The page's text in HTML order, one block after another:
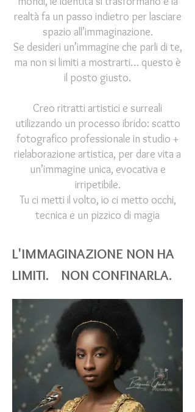
realtà fa un passo indietro per lasciare
spazio all’immaginazione.
Se desideri un’immagine che parli di te,
ma non si limiti a mostrarti… questo è
il posto giusto.
Creo ritratti artistici e surreali
utilizzando un processo ibrido: scatto
fotografico professionale in studio +
rielaborazione artistica, per dare vita a
un’immagine unica, evocativa e
irripetibile.
Tu ci metti il volto, io ci metto occhi,
tecnica e un pizzico di magia
L'IMMAGINAZIONE NON HA
LIMITI. NON CONFINARLA.